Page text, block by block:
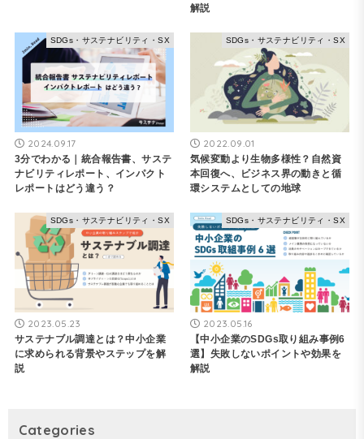
解説
SDGs・サステナビリティ・SX
2024.09.17
3分でわかる｜統合報告書、サステ
ナビリティレポート、インパクト
レポートはどう違う？
SDGs・サステナビリティ・SX
2022.09.01
気候変動より生物多様性？自然資
本回復へ、ビジネス界の動きと循
環システムとしての地球
SDGs・サステナビリティ・SX
2023.05.23
サステナブル調達とは？中小企業
に求められる背景やステップを解
説
SDGs・サステナビリティ・SX
2023.05.16
【中小企業のSDGs取り組み事例6
選】失敗しないポイントや効果を
解説
Categories